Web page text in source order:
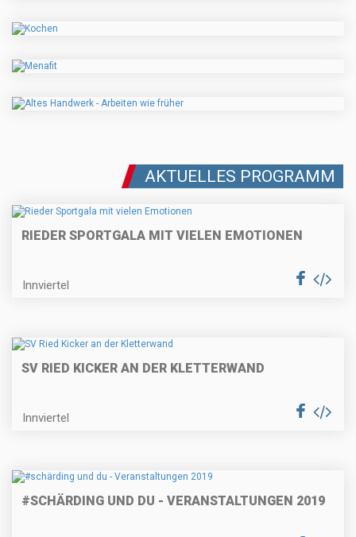
AKTUELLES PROGRAMM
RIEDER SPORTGALA MIT VIELEN EMOTIONEN
Innviertel
SV RIED KICKER AN DER KLETTERWAND
Innviertel
#SCHÄRDING UND DU - VERANSTALTUNGEN 2019